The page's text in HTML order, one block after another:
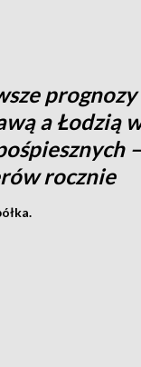
a Łodzią
rocznie